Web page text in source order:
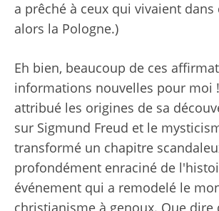
a prêché à ceux qui vivaient
alors la Pologne.)
Eh bien, beaucoup de ces
informations nouvelles pour moi
attribué les origines de sa
sur Sigmund Freud et le
transformé un chapitre
profondément enraciné de
événement qui a remodelé le
christianisme à genoux. Que dire